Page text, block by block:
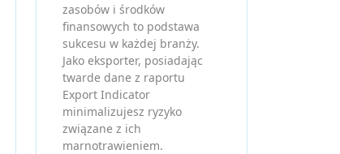
zasobów i środków
finansowych to podstawa
sukcesu w każdej branży.
Jako eksporter, posiadając
twarde dane z raportu
Export Indicator
minimalizujesz ryzyko
związane z ich
marnotrawieniem.